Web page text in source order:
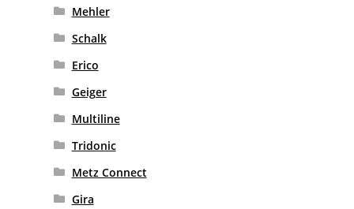
Mehler
Schalk
Erico
Geiger
Multiline
Tridonic
Metz Connect
Gira